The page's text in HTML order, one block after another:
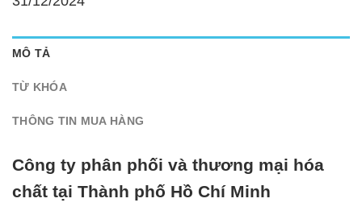
MÔ TẢ
TỪ KHÓA
THÔNG TIN MUA HÀNG
Công ty phân phối và thương mại hóa
chất tại Thành phố Hồ Chí Minh